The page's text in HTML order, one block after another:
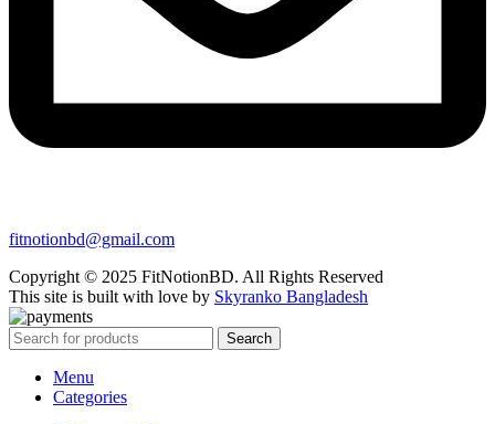
fitnotionbd@gmail.com
Copyright © 2025 FitNotionBD. All Rights Reserved
This site is built with love by Skyranko Bangladesh
Search
Menu
Categories